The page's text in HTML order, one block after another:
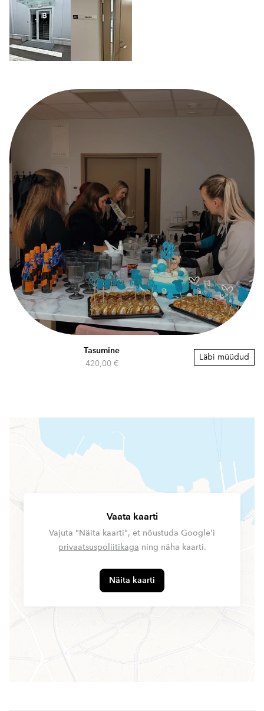
Tasumine
420,00 €
Läbi müüdud
Vaata kaarti
Vajuta "Näita kaarti", et nõustuda Google'i
privaatsuspoliitikaga ning näha kaarti.
Näita kaarti